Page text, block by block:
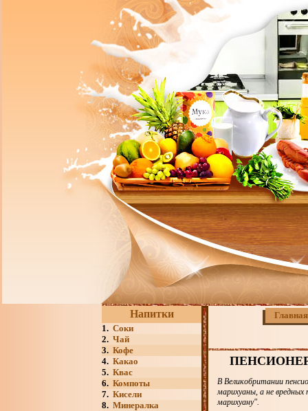
Напитки
1. Соки
2. Чай
3. Кофе
4. Какао
5. Квас
6. Компоты
7. Кисели
8. Минералка
Главная
В Великобритании
марихуаны, а не
марихуану".